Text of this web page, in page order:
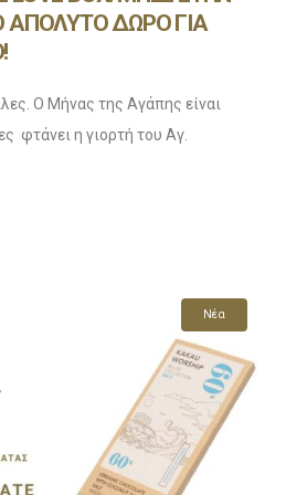
ΑΠΟΛΥΤΟ ΔΩΡΟ ΓΙΑ
Ο Μήνας της Αγάπης είναι
φτάνει η γιορτή του Αγ.
ξεχωριστό για
Νέα